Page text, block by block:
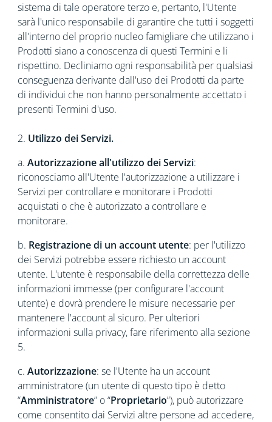
sistema di tale operatore terzo e, pertanto, l'Utente
sarà l'unico responsabile di garantire che tutti i soggetti
all'interno del proprio nucleo famigliare che utilizzano i
Prodotti siano a conoscenza di questi Termini e li
rispettino. Decliniamo ogni responsabilità per qualsiasi
conseguenza derivante dall'uso dei Prodotti da parte
di individui che non hanno personalmente accettato i
presenti Termini d'uso.
2. Utilizzo dei Servizi.
a. Autorizzazione all'utilizzo dei Servizi:
riconosciamo all'Utente l'autorizzazione a utilizzare i
Servizi per controllare e monitorare i Prodotti
acquistati o che è autorizzato a controllare e
monitorare.
b. Registrazione di un account utente: per l'utilizzo
dei Servizi potrebbe essere richiesto un account
utente. L'utente è responsabile della correttezza delle
informazioni immesse (per configurare l'account
utente) e dovrà prendere le misure necessarie per
mantenere l'account al sicuro. Per ulteriori
informazioni sulla privacy, fare riferimento alla sezione
5.
c. Autorizzazione: se l'Utente ha un account
amministratore (un utente di questo tipo è detto
“Amministratore” o “Proprietario”), può autorizzare
come consentito dai Servizi altre persone ad accedere,